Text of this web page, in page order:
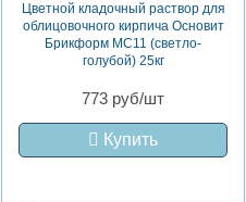
Цветной кладочный раствор для
облицовочного кирпича Основит
Брикформ MC11 (светло-
голубой) 25кг
773 руб/шт
Купить